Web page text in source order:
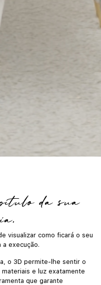
da sua
visualizar como ficará o seu
a execução.
o 3D permite-lhe sentir o
e luz exatamente
que garante